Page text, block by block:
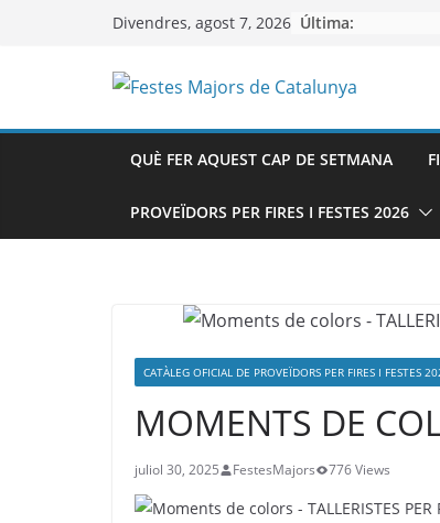
Divendres, agost 7, 2026 Última:
QUÈ FER AQUEST CAP DE SETMANA
PROVEÏDORS PER FIRES I FESTES 2026
CATÀLEG OFICIAL DE PROVEÏDORS PER FIRES I FESTES
MOMENTS DE
juliol 30, 2025 FestesMajors 776 Views